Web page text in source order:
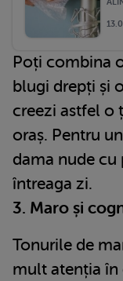
Poți combina
blugi drepți și
creezi astfel o
oraș. Pentru
dama nude
întreaga zi.
3. Maro și
Tonurile de
mult atenția în